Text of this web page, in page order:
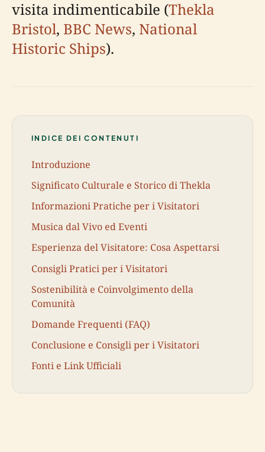
visita indimenticabile (Thekla
Bristol, BBC News, National
Historic Ships).
INDICE DEI CONTENUTI
Introduzione
Significato Culturale e Storico di Thekla
Informazioni Pratiche per i Visitatori
Musica dal Vivo ed Eventi
Esperienza del Visitatore: Cosa Aspettarsi
Consigli Pratici per i Visitatori
Sostenibilità e Coinvolgimento della
Comunità
Domande Frequenti (FAQ)
Conclusione e Consigli per i Visitatori
Fonti e Link Ufficiali